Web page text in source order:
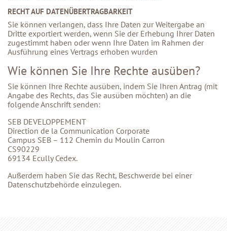
RECHT AUF DATENÜBERTRAGBARKEIT
Sie können verlangen, dass Ihre Daten zur Weitergabe an
Dritte exportiert werden, wenn Sie der Erhebung Ihrer Daten
zugestimmt haben oder wenn Ihre Daten im Rahmen der
Ausführung eines Vertrags erhoben wurden
Wie können Sie Ihre Rechte ausüben?
Sie können Ihre Rechte ausüben, indem Sie Ihren Antrag (mit
Angabe des Rechts, das Sie ausüben möchten) an die
folgende Anschrift senden:
SEB DEVELOPPEMENT
Direction de la Communication Corporate
Campus SEB – 112 Chemin du Moulin Carron
CS90229
69134 Ecully Cedex.
Außerdem haben Sie das Recht, Beschwerde bei einer
Datenschutzbehörde einzulegen.